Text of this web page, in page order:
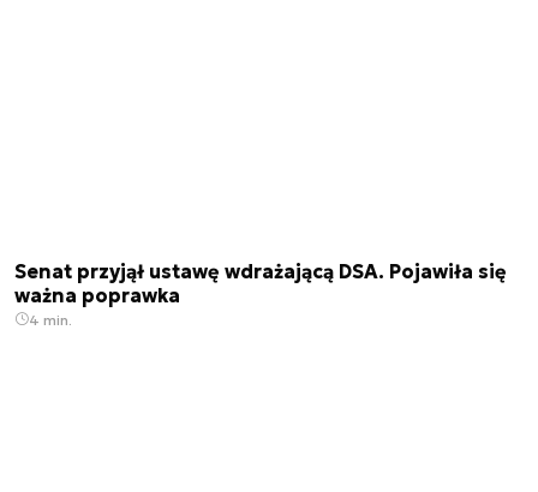
Senat przyjął ustawę wdrażającą DSA. Pojawiła się
ważna poprawka
4 min.